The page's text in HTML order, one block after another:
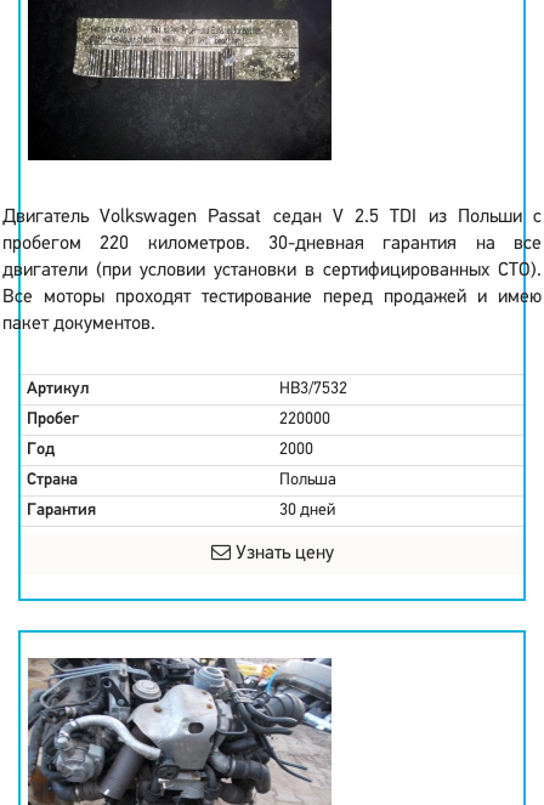
Двигатель Volkswagen Passat седан V 2.5 TDI из Польши с
пробегом 220 километров. 30-дневная гарантия на все
двигатели (при условии установки в сертифицированных СТО).
Все моторы проходят тестирование перед продажей и имею
пакет документов.
Артикул
HB3/7532
Пробег
220000
Год
2000
Страна
Польша
Гарантия
30 дней
Узнать цену